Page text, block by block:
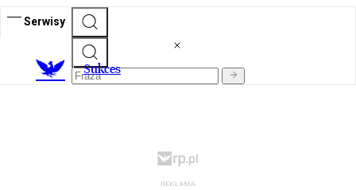
Serwisy
Sukces